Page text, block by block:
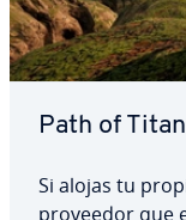
Path of
Si alojas tu
proveedor que